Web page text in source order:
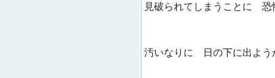
見破られてしまうことに 恐
汚いなりに 日の下に出よう